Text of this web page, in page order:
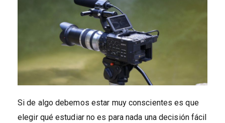
Si de algo debemos estar muy conscientes es que
elegir qué estudiar no es para nada una decisión fácil